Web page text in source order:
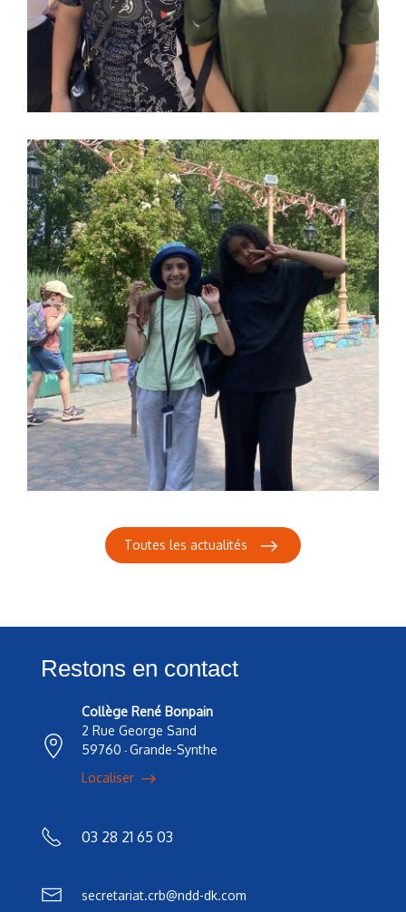
Toutes les actualités
Restons en contact
Collège René Bonpain
2 Rue George Sand
59760 - Grande-Synthe
Localiser
03 28 21 65 03
secretariat.crb@ndd-dk.com